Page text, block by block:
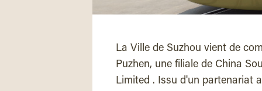
La Ville de Suzhou vient de
Puzhen, une filiale de China
Limited . Issu d'un partenariat